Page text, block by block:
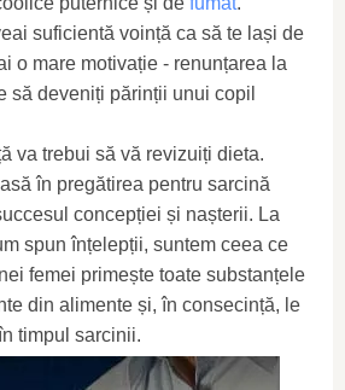
suficientă voință ca să te lași de
o mare motivație - renunțarea la
să deveniți părinții unui copil
va trebui să vă revizuiți dieta.
în pregătirea pentru sarcină
concepției și nașterii. La
spun înțelepții, suntem ceea ce
femei primește toate substanțele
din alimente și, în consecință, le
timpul sarcinii.